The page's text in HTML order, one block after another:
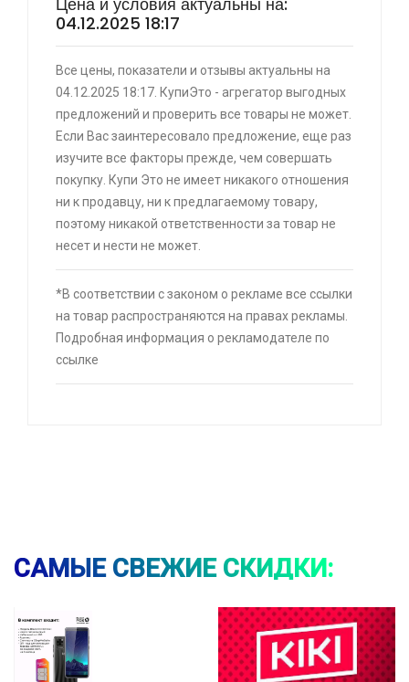
⚡ [PC] Cursedland
🔥 0 руб. |КУПИТЬ
⚡ Двуспальная кровать buyson 200х160 со
скидкой + возврат 25% трат , если оплачивать
картой Сбербанка
🔥 16190 руб. | КУПИТЬ
⚡ Скидка до 25% при оплате платежной
системой Пэй (макс. скидка 4320₽,
индивидуально, возможно сработает не у
всех)
⚡ Смартфон black fox b2 2+16 Гб
🔥 1490 руб. |
04.12.2025 18:17
Все цены, показатели и отзывы актуальны на
04.12.2025 18:17. КупиЭто - агрегатор выгодных
предложений и проверить все товары не может.
Если Вас заинтересовало предложение, еще раз
изучите все факторы прежде, чем совершать
покупку. Купи Это не имеет никакого отношения
ни к продавцу, ни к предлагаемому товару,
поэтому никакой ответственности за товар не
несет и нести не может.
*В соответствии с законом о рекламе все ссылки
на товар распространяются на правах рекламы.
Подробная информация о рекламодателе по
ссылке
САМЫЕ СВЕЖИЕ СКИДКИ: